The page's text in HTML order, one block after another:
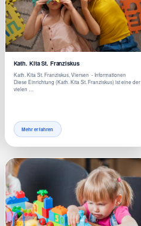
Kath. Kita St. Franziskus
Kath. Kita St. Franziskus, Viersen - Informationen
Diese Einrichtung (Kath. Kita St. Franziskus) ist eine der
vielen …
Mehr erfahren